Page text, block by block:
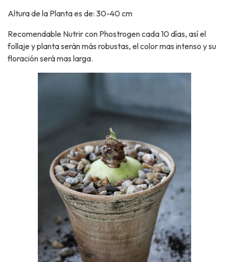
Altura de la Planta es de: 30-40 cm
Recomendable Nutrir con Phostrogen cada 10 días, así el
follaje y planta serán más robustas, el color mas intenso y su
floración será mas larga.